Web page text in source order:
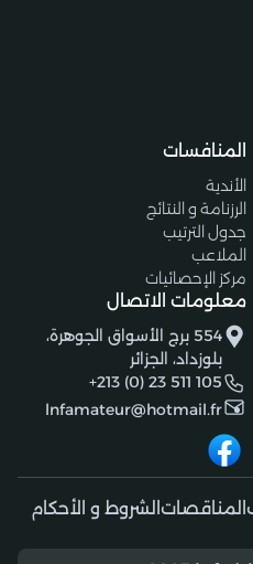
المنافسات
الأندية
الرزنامة و النتائج
جدول الترتيب
الملاعب
مركز الإحصائيات
معلومات الاتصال
554 برج الأسواق الجوهرة،
بلوزداد، الجزائر
+213 (0) 23 511 105
lnfamateur@hotmail.fr
المناقصات الشروط و الأحكام